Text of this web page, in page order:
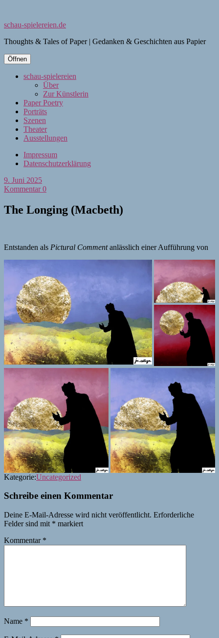
schau-spielereien.de
Thoughts & Tales of Paper | Gedanken & Geschichten aus Papier
Öffnen
schau-spielereien
Über
Zur Künstlerin
Paper Poetry
Porträts
Szenen
Theater
Ausstellungen
Impressum
Datenschutzerklärung
9. Juni 2025
Kommentar 0
The Longing (Macbeth)
Entstanden als Pictural Commentanlässlich einer Aufführung von
Kategorie:Uncategorized
Schreibe einen Kommentar
Deine E-Mail-Adresse wird nicht veröffentlicht. Erforderliche
Felder sind mit * markiert
Kommentar *
Name *